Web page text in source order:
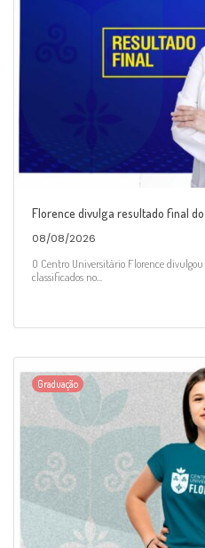
Florence divulga resultado final
08/08/2026
O Centro Universitário Florence
classificados no...
Graduação